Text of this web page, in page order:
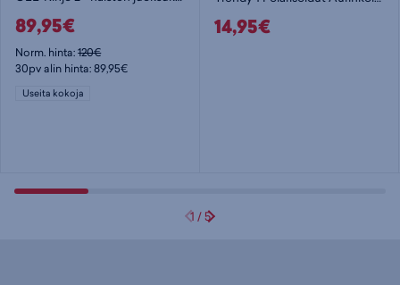
89,95€
Norm. hinta:120€
30pv alin hinta: 89,95€
Useita kokoja
14,95€
1 /5